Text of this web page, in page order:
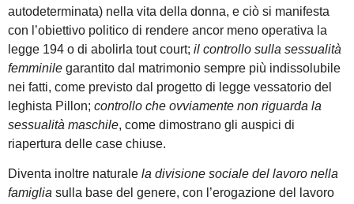
autodeterminata) nella vita della donna, e ciò si manifesta
con l’obiettivo politico di rendere ancor meno operativa la
legge 194 o di abolirla tout court; il controllo sulla sessualità
femminile garantito dal matrimonio sempre più indissolubile
nei fatti, come previsto dal progetto di legge vessatorio del
leghista Pillon; controllo che ovviamente non riguarda la
sessualità maschile, come dimostrano gli auspici di
riapertura delle case chiuse.
Diventa inoltre naturale la divisione sociale del lavoro nella
famiglia sulla base del genere, con l’erogazione del lavoro